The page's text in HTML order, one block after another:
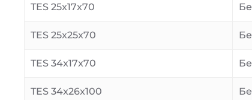
TES 25x17x70
TES 25x25x70
TES 34x17x70
TES 34x26x100